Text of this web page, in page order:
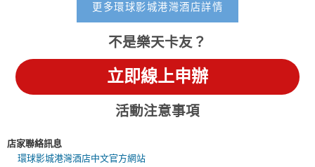
更多環球影城港灣酒店詳情
不是樂天卡友？
立即線上申辦
活動注意事項
店家聯絡訊息
環球影城港灣酒店中文官方網站